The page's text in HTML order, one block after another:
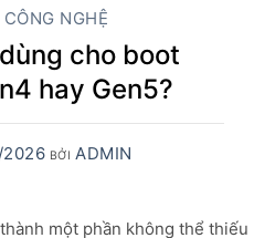
NGHỆ
cho boot
hay Gen5?
BỞI ADMIN
một phần không thể thiếu